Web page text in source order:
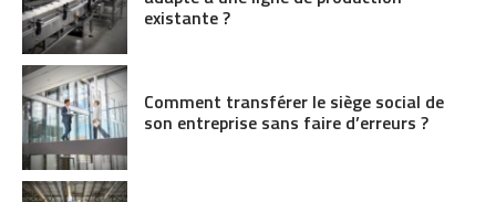
existante ?
Comment transférer le siège social de
son entreprise sans faire d’erreurs ?